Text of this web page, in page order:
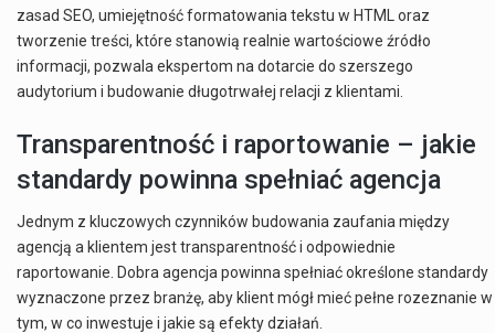
zasad SEO, umiejętność formatowania tekstu w HTML oraz
tworzenie treści, które stanowią realnie wartościowe źródło
informacji, pozwala ekspertom na dotarcie do szerszego
audytorium i budowanie długotrwałej relacji z klientami.
Transparentność i raportowanie – jakie
standardy powinna spełniać agencja
Jednym z kluczowych czynników budowania zaufania między
agencją a klientem jest transparentność i odpowiednie
raportowanie. Dobra agencja powinna spełniać określone standardy
wyznaczone przez branżę, aby klient mógł mieć pełne rozeznanie w
tym, w co inwestuje i jakie są efekty działań.